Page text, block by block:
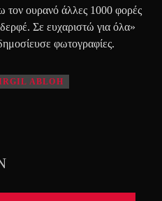
τον ουρανό άλλες 1000 φορές
Σε ευχαριστώ για όλα»
φωτογραφίες.
ABLOH